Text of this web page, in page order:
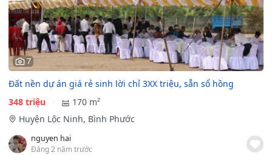
7
Đất nền dự án giá rẻ sinh lời chỉ 3XX triệu, sẵn sổ hồng
348 triệu
170 m²
Huyện Lộc Ninh, Bình Phước
nguyen hai
Đăng 2 năm trước